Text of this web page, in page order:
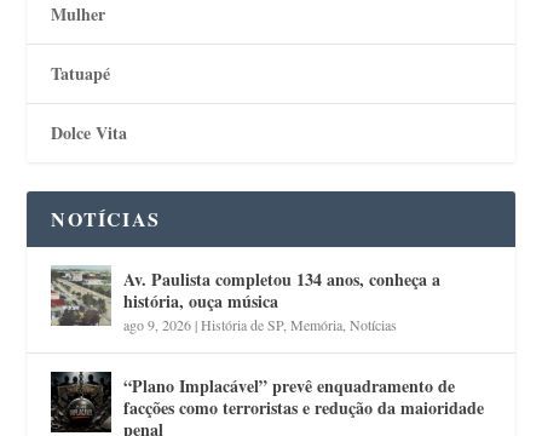
Mulher
Tatuapé
Dolce Vita
NOTÍCIAS
Av. Paulista completou 134 anos, conheça a
história, ouça música
ago 9, 2026|História de SP,Memória,Notícias
“Plano Implacável” prevê enquadramento de
facções como terroristas e redução da maioridade
penal